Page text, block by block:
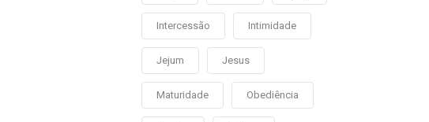
Intercessão Intimidade
Jejum Jesus
Maturidade Obediência